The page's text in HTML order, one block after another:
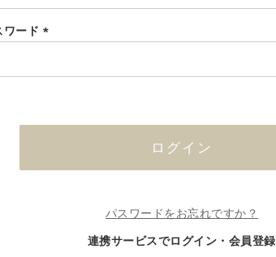
須)
ワード
須)
ログイン
パスワードをお忘れですか？
連携サービスでログイン・会員登録